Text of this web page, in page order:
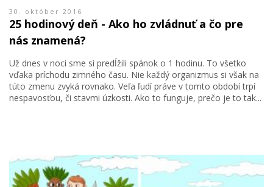
30. október 2016
25 hodinový deň - Ako ho zvládnuť a čo pre
nás znamená?
Už dnes v noci sme si predĺžili spánok o 1 hodinu. To všetko
vďaka príchodu zimného času. Nie každý organizmus si však na
túto zmenu zvyká rovnako. Veľa ľudí práve v tomto období trpí
nespavosťou, či stavmi úzkosti. Ako to funguje, prečo je to tak...